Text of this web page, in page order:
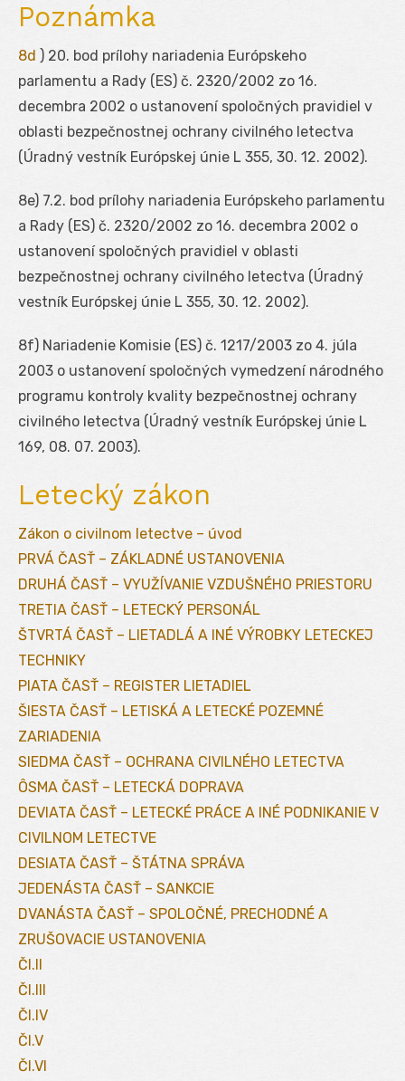
Poznámka
8d ) 20. bod prílohy nariadenia Európskeho
parlamentu a Rady (ES) č. 2320/2002 zo 16.
decembra 2002 o ustanovení spoločných pravidiel v
oblasti bezpečnostnej ochrany civilného letectva
(Úradný vestník Európskej únie L 355, 30. 12. 2002).
8e) 7.2. bod prílohy nariadenia Európskeho parlamentu
a Rady (ES) č. 2320/2002 zo 16. decembra 2002 o
ustanovení spoločných pravidiel v oblasti
bezpečnostnej ochrany civilného letectva (Úradný
vestník Európskej únie L 355, 30. 12. 2002).
8f) Nariadenie Komisie (ES) č. 1217/2003 zo 4. júla
2003 o ustanovení spoločných vymedzení národného
programu kontroly kvality bezpečnostnej ochrany
civilného letectva (Úradný vestník Európskej únie L
169, 08. 07. 2003).
Letecký zákon
Zákon o civilnom letectve – úvod
PRVÁ ČASŤ – ZÁKLADNÉ USTANOVENIA
DRUHÁ ČASŤ – VYUŽÍVANIE VZDUŠNÉHO PRIESTORU
TRETIA ČASŤ – LETECKÝ PERSONÁL
ŠTVRTÁ ČASŤ – LIETADLÁ A INÉ VÝROBKY LETECKEJ
TECHNIKY
PIATA ČASŤ – REGISTER LIETADIEL
ŠIESTA ČASŤ – LETISKÁ A LETECKÉ POZEMNÉ
ZARIADENIA
SIEDMA ČASŤ – OCHRANA CIVILNÉHO LETECTVA
ÔSMA ČASŤ – LETECKÁ DOPRAVA
DEVIATA ČASŤ – LETECKÉ PRÁCE A INÉ PODNIKANIE V
CIVILNOM LETECTVE
DESIATA ČASŤ – ŠTÁTNA SPRÁVA
JEDENÁSTA ČASŤ – SANKCIE
DVANÁSTA ČASŤ – SPOLOČNÉ, PRECHODNÉ A
ZRUŠOVACIE USTANOVENIA
Čl.II
Čl.III
Čl.IV
Čl.V
Čl.VI